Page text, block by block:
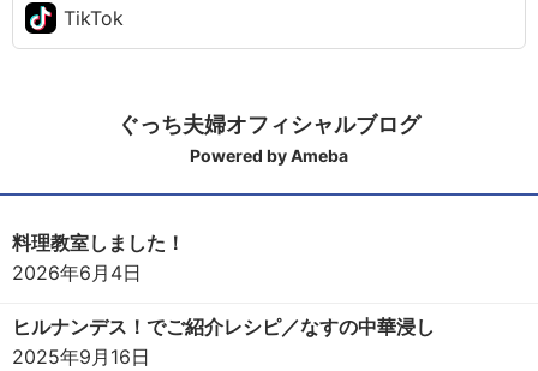
TikTok
ぐっち夫婦オフィシャルブログ
Powered by Ameba
料理教室しました！
2026年6月4日
ヒルナンデス！でご紹介レシピ／なすの中華浸し
2025年9月16日